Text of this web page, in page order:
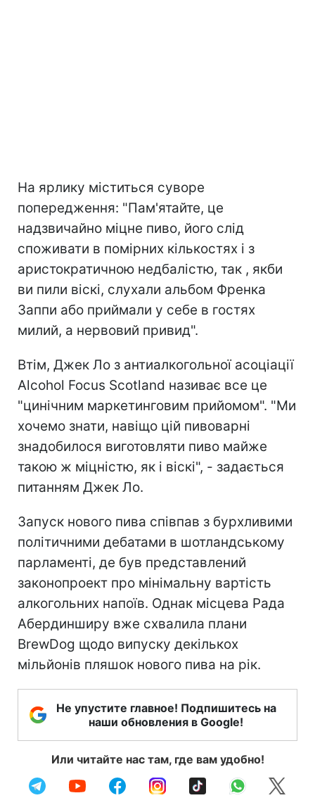
На ярлику міститься суворе
попередження: "Пам'ятайте, це
надзвичайно міцне пиво, його слід
споживати в помірних кількостях і з
аристократичною недбалістю, так , якби
ви пили віскі, слухали альбом Френка
Заппи або приймали у себе в гостях
милий, а нервовий привид".
Втім, Джек Ло з антиалкогольної асоціації
Alcohol Focus Scotland називає все це
"цинічним маркетинговим прийомом". "Ми
хочемо знати, навіщо цій пивоварні
знадобилося виготовляти пиво майже
такою ж міцністю, як і віскі", - задається
питанням Джек Ло.
Запуск нового пива співпав з бурхливими
політичними дебатами в шотландському
парламенті, де був представлений
законопроект про мінімальну вартість
алкогольних напоїв. Однак місцева Рада
Абердинширу вже схвалила плани
BrewDog щодо випуску декількох
мільйонів пляшок нового пива на рік.
Не упустите главное! Подпишитесь на
наши обновления в Google!
Или читайте нас там, где вам удобно!